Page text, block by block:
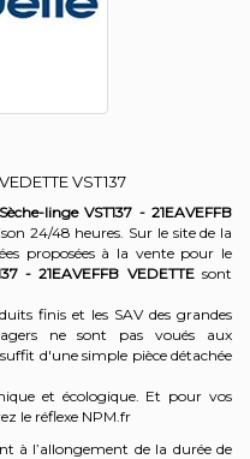
VST137
Sèche-linge VST137 - 21EAVEFFB
24/48 heures. Sur le site de la
proposées à la vente pour le
- 21EAVEFFB VEDETTEsont
finis et les SAV des grandes
ne sont pas voués aux
d'une simple pièce détachée
et écologique. Et pour vos
le réflexe NPM.fr
à l’allongement de la durée de